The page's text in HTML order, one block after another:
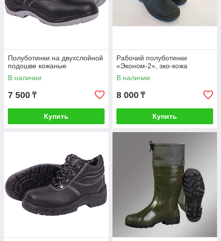
Полуботинки на двухслойной
подошве кожаные
В наличии
7 500 ₸
Купить
Рабочий полуботинки
«Эконом-2», эко-кожа
В наличии
8 000 ₸
Купить